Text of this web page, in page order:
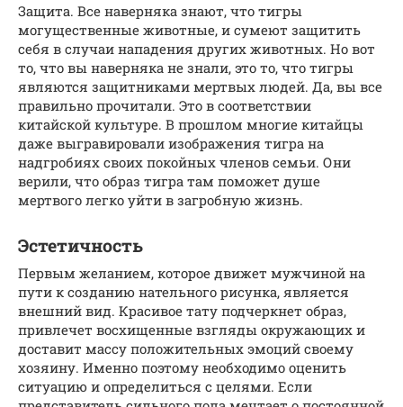
Защита. Все наверняка знают, что тигры
могущественные животные, и сумеют защитить
себя в случаи нападения других животных. Но вот
то, что вы наверняка не знали, это то, что тигры
являются защитниками мертвых людей. Да, вы все
правильно прочитали. Это в соответствии
китайской культуре. В прошлом многие китайцы
даже выгравировали изображения тигра на
надгробиях своих покойных членов семьи. Они
верили, что образ тигра там поможет душе
мертвого легко уйти в загробную жизнь.
Эстетичность
Первым желанием, которое движет мужчиной на
пути к созданию нательного рисунка, является
внешний вид. Красивое тату подчеркнет образ,
привлечет восхищенные взгляды окружающих и
доставит массу положительных эмоций своему
хозяину. Именно поэтому необходимо оценить
ситуацию и определиться с целями. Если